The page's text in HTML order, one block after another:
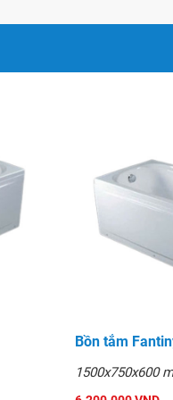
Bồn tắm
1500x750x600